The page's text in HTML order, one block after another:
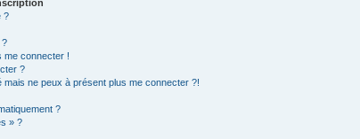
?
?
me connecter !
?
mais ne peux à présent plus me connecter ?!
?
» ?